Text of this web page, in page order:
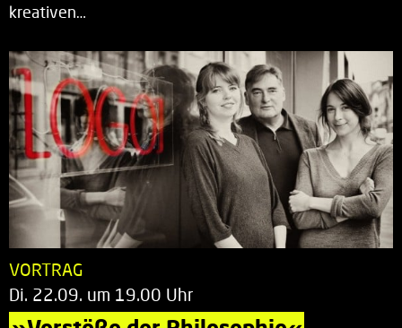
kreativen…
VORTRAG
Di. 22.09. um 19.00 Uhr